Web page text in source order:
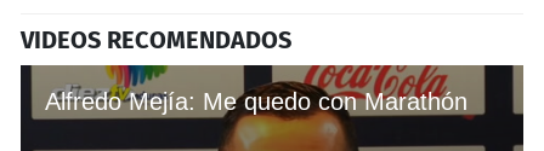
VIDEOS RECOMENDADOS
Alfredo Mejía: Me quedo con Marathón